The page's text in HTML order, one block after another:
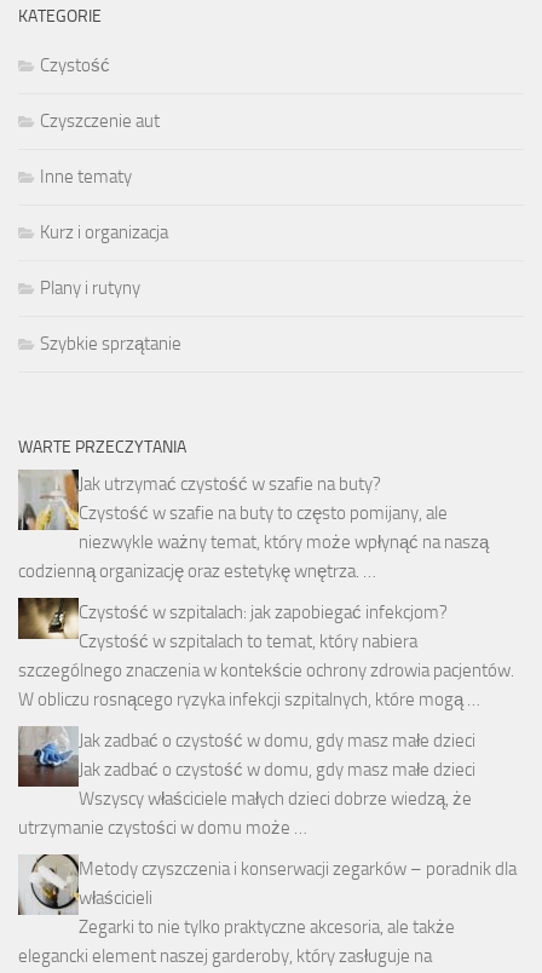
KATEGORIE
Czystość
Czyszczenie aut
Inne tematy
Kurz i organizacja
Plany i rutyny
Szybkie sprzątanie
WARTE PRZECZYTANIA
Jak utrzymać czystość w szafie na buty?
Czystość w szafie na buty to często pomijany, ale
niezwykle ważny temat, który może wpłynąć na naszą
codzienną organizację oraz estetykę wnętrza. …
Czystość w szpitalach: jak zapobiegać infekcjom?
Czystość w szpitalach to temat, który nabiera
szczególnego znaczenia w kontekście ochrony zdrowia pacjentów.
W obliczu rosnącego ryzyka infekcji szpitalnych, które mogą …
Jak zadbać o czystość w domu, gdy masz małe dzieci
Jak zadbać o czystość w domu, gdy masz małe dzieci
Wszyscy właściciele małych dzieci dobrze wiedzą, że
utrzymanie czystości w domu może …
Metody czyszczenia i konserwacji zegarków – poradnik dla
właścicieli
Zegarki to nie tylko praktyczne akcesoria, ale także
elegancki element naszej garderoby, który zasługuje na